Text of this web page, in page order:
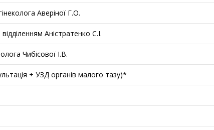
Аверіної Г.О.
Аністратенко С.І.
Чибісової І.В.
+ УЗД органів малого тазу)*